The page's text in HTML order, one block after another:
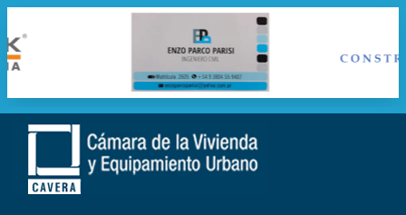
Saltar
contenido
cavera